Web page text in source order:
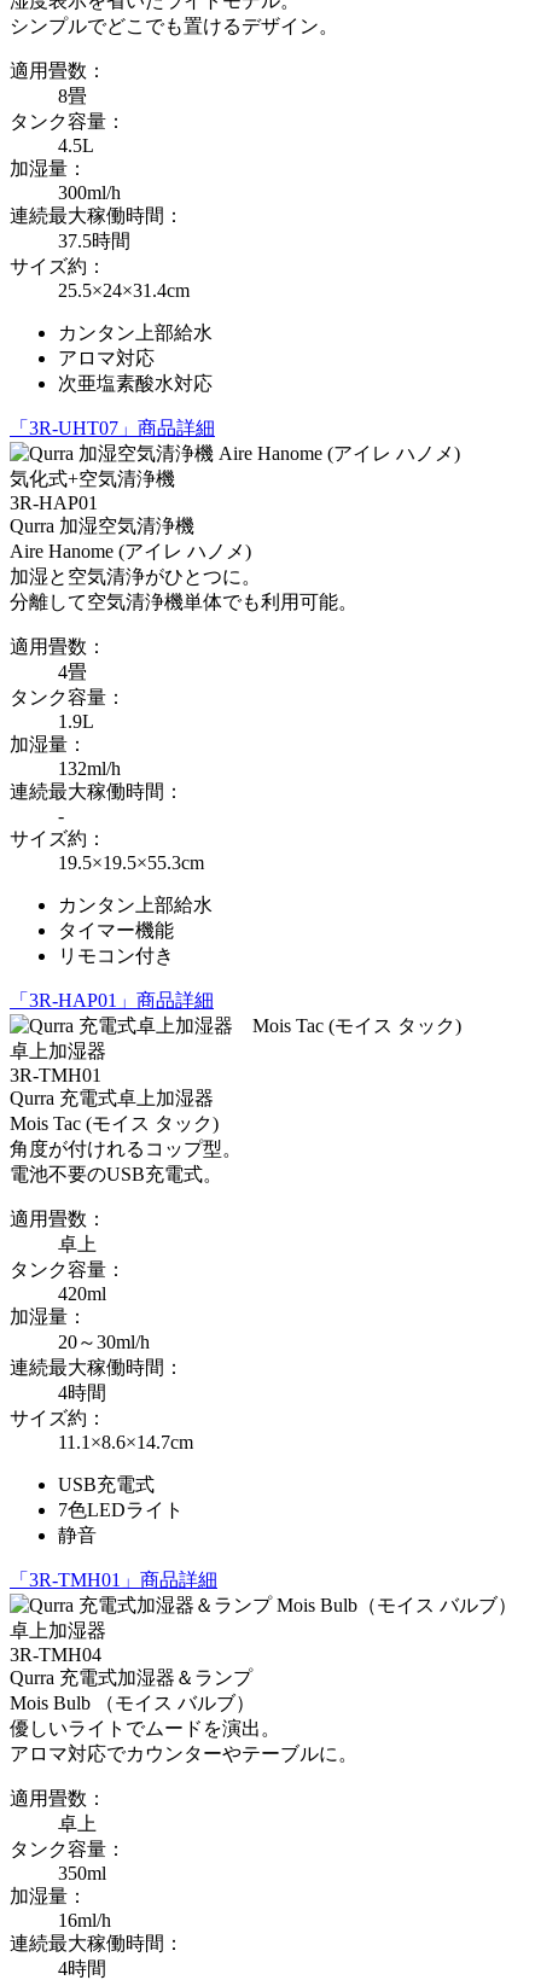
シンプルでどこでも置けるデザイン。
適用畳数：
8畳
タンク容量：
4.5L
加湿量：
300ml/h
連続最大稼働時間：
37.5時間
サイズ約：
25.5×24×31.4cm
カンタン上部給水
アロマ対応
次亜塩素酸水対応
「3R-UHT07」商品詳細
気化式+空気清浄機
3R-HAP01
Qurra 加湿空気清浄機
Aire Hanome (アイレ ハノメ)
加湿と空気清浄がひとつに。
分離して空気清浄機単体でも利用可能。
適用畳数：
4畳
タンク容量：
1.9L
加湿量：
132ml/h
連続最大稼働時間：
-
サイズ約：
19.5×19.5×55.3cm
カンタン上部給水
タイマー機能
リモコン付き
「3R-HAP01」商品詳細
卓上加湿器
3R-TMH01
Qurra 充電式卓上加湿器
Mois Tac (モイス タック)
角度が付けれるコップ型。
電池不要のUSB充電式。
適用畳数：
卓上
タンク容量：
420ml
加湿量：
20～30ml/h
連続最大稼働時間：
4時間
サイズ約：
11.1×8.6×14.7cm
USB充電式
7色LEDライト
静音
「3R-TMH01」商品詳細
卓上加湿器
3R-TMH04
Qurra 充電式加湿器＆ランプ
Mois Bulb （モイス バルブ）
優しいライトでムードを演出。
アロマ対応でカウンターやテーブルに。
適用畳数：
卓上
タンク容量：
350ml
加湿量：
16ml/h
連続最大稼働時間：
4時間